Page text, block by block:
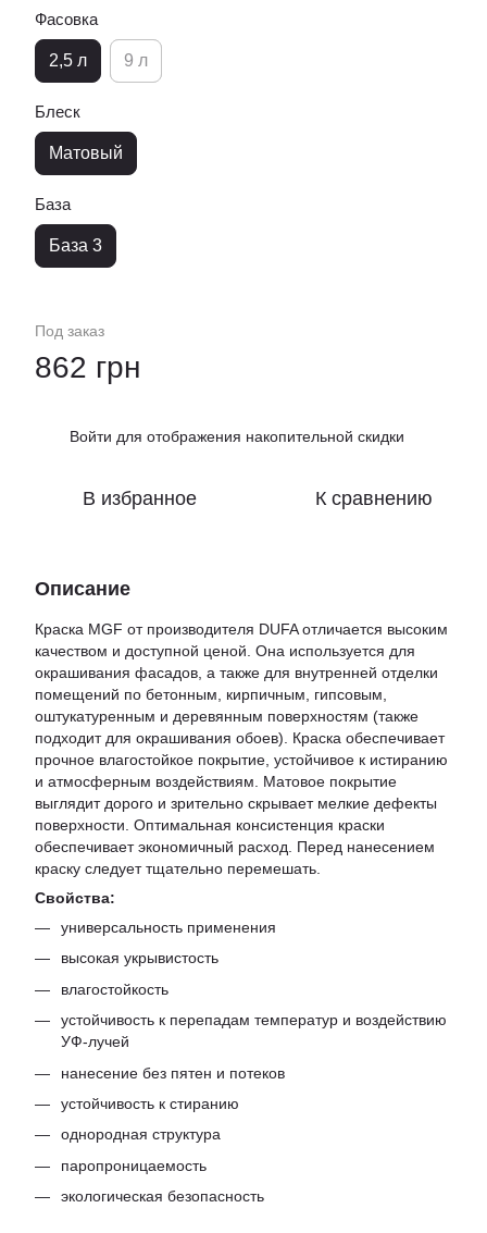
Фасовка
2,5 л 9 л
Блеск
Матовый
База
База 3
Под заказ
862 грн
Войти для отображения накопительной скидки
В избранное К сравнению
Описание
Краска MGF от производителя DUFA отличается высоким
качеством и доступной ценой. Она используется для
окрашивания фасадов, а также для внутренней отделки
помещений по бетонным, кирпичным, гипсовым,
оштукатуренным и деревянным поверхностям (также
подходит для окрашивания обоев). Краска обеспечивает
прочное влагостойкое покрытие, устойчивое к истиранию
и атмосферным воздействиям. Матовое покрытие
выглядит дорого и зрительно скрывает мелкие дефекты
поверхности. Оптимальная консистенция краски
обеспечивает экономичный расход. Перед нанесением
краску следует тщательно перемешать.
Свойства:
универсальность применения
высокая укрывистость
влагостойкость
устойчивость к перепадам температур и воздействию
УФ-лучей
нанесение без пятен и потеков
устойчивость к стиранию
однородная структура
паропроницаемость
экологическая безопасность